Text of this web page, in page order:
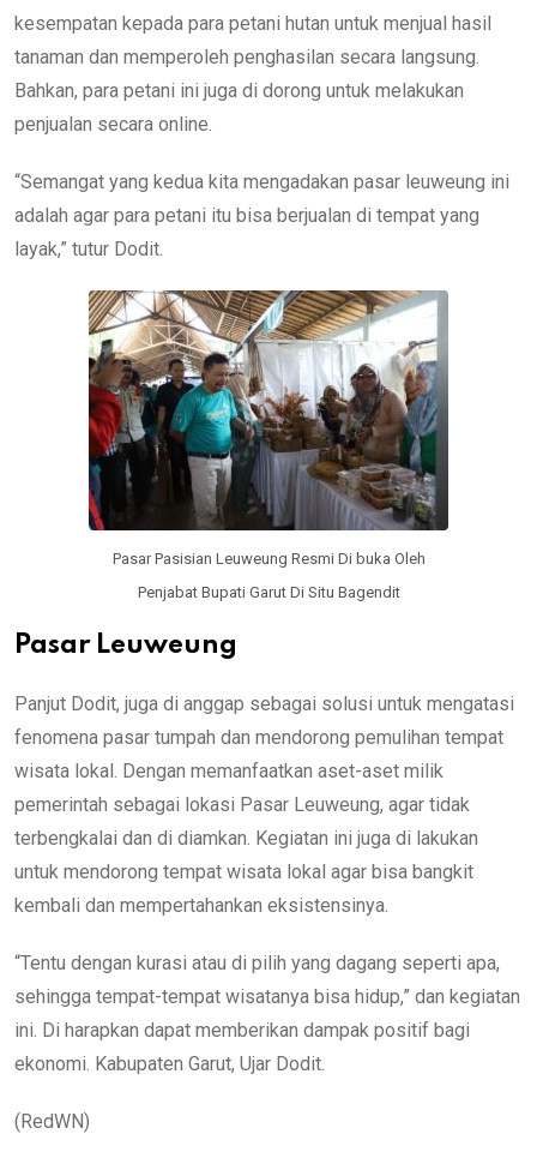
kesempatan kepada para petani hutan untuk menjual hasil
tanaman dan memperoleh penghasilan secara langsung.
Bahkan, para petani ini juga di dorong untuk melakukan
penjualan secara online.
“Semangat yang kedua kita mengadakan pasar leuweung ini
adalah agar para petani itu bisa berjualan di tempat yang
layak,” tutur Dodit.
Pasar Pasisian Leuweung Resmi Di buka Oleh
Penjabat Bupati Garut Di Situ Bagendit
Pasar Leuweung
Panjut Dodit, juga di anggap sebagai solusi untuk mengatasi
fenomena pasar tumpah dan mendorong pemulihan tempat
wisata lokal. Dengan memanfaatkan aset-aset milik
pemerintah sebagai lokasi Pasar Leuweung, agar tidak
terbengkalai dan di diamkan. Kegiatan ini juga di lakukan
untuk mendorong tempat wisata lokal agar bisa bangkit
kembali dan mempertahankan eksistensinya.
“Tentu dengan kurasi atau di pilih yang dagang seperti apa,
sehingga tempat-tempat wisatanya bisa hidup,” dan kegiatan
ini. Di harapkan dapat memberikan dampak positif bagi
ekonomi. Kabupaten Garut, Ujar Dodit.
(RedWN)